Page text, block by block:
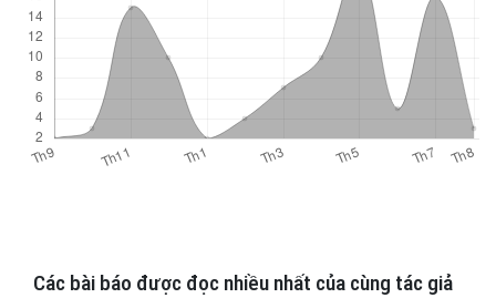
Các bài báo được đọc nhiều nhất của cùng tác giả